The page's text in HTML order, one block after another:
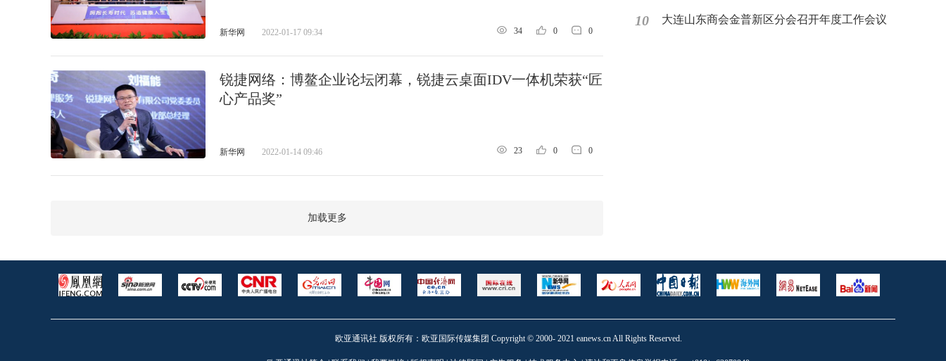
新华网 2022-01-17 09:34 34 0 0
锐捷网络：博鳌企业论坛闭幕，锐捷云桌面IDV一体机荣获“匠
心产品奖”
新华网 2022-01-14 09:46 23 0 0
加载更多
10 大连山东商会金普新区分会召开年度工作会议
欧亚通讯社 版权所有：欧亚国际传媒集团 Copyright © 2000- 2021 eanews.cn All Rights Reserved.